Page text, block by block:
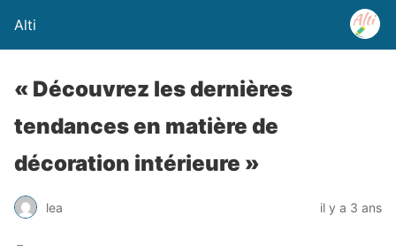
Alti
« Découvrez les dernières
tendances en matière de
décoration intérieure »
lea il y a 3 ans